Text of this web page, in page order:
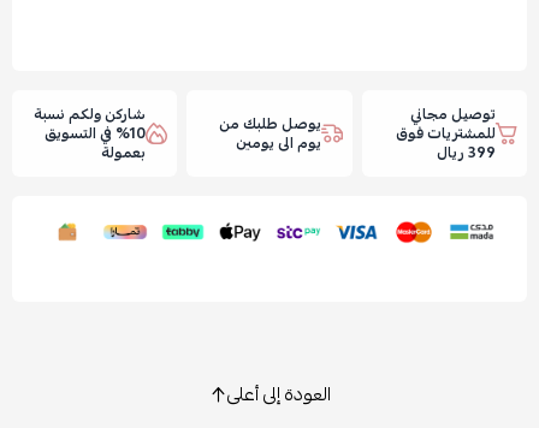
توصيل مجاني
للمشتريات فوق
399 ريال
يوصل طلبك من
يوم الى يومين
شاركن ولكم نسبة
10% في التسويق
بعمولة
العودة إلى أعلى